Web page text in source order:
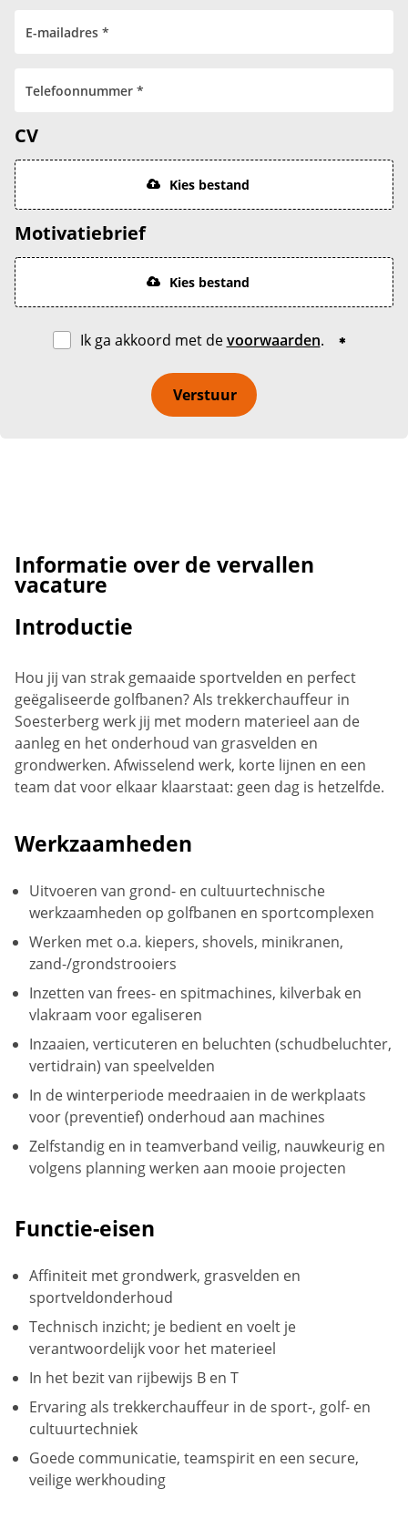
CV
Kies bestand
Motivatiebrief
Kies bestand
Ik ga akkoord met devoorwaarden.
Verstuur
Informatie over de vervallen
vacature
Introductie
Hou jij van strak gemaaide sportvelden en perfect
geëgaliseerde golfbanen? Als trekkerchauffeur in
Soesterberg werk jij met modern materieel aan de
aanleg en het onderhoud van grasvelden en
grondwerken. Afwisselend werk, korte lijnen en een
team dat voor elkaar klaarstaat: geen dag is hetzelfde.
Werkzaamheden
Uitvoeren van grond- en cultuurtechnische
werkzaamheden op golfbanen en sportcomplexen
Werken met o.a. kiepers, shovels, minikranen,
zand-/grondstrooiers
Inzetten van frees- en spitmachines, kilverbak en
vlakraam voor egaliseren
Inzaaien, verticuteren en beluchten (schudbeluchter,
vertidrain) van speelvelden
In de winterperiode meedraaien in de werkplaats
voor (preventief) onderhoud aan machines
Zelfstandig en in teamverband veilig, nauwkeurig en
volgens planning werken aan mooie projecten
Functie-eisen
Affiniteit met grondwerk, grasvelden en
sportveldonderhoud
Technisch inzicht; je bedient en voelt je
verantwoordelijk voor het materieel
In het bezit van rijbewijs B en T
Ervaring als trekkerchauffeur in de sport-, golf- en
cultuurtechniek
Goede communicatie, teamspirit en een secure,
veilige werkhouding